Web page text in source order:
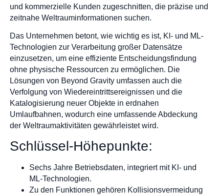
und kommerzielle Kunden zugeschnitten, die präzise und
zeitnahe Weltrauminformationen suchen.
Das Unternehmen betont, wie wichtig es ist, KI- und ML-
Technologien zur Verarbeitung großer Datensätze
einzusetzen, um eine effiziente Entscheidungsfindung
ohne physische Ressourcen zu ermöglichen. Die
Lösungen von Beyond Gravity umfassen auch die
Verfolgung von Wiedereintrittsereignissen und die
Katalogisierung neuer Objekte in erdnahen
Umlaufbahnen, wodurch eine umfassende Abdeckung
der Weltraumaktivitäten gewährleistet wird.
Schlüssel-Höhepunkte:
Sechs Jahre Betriebsdaten, integriert mit KI- und
ML-Technologien.
Zu den Funktionen gehören Kollisionsvermeidung